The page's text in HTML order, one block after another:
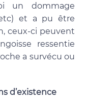
un dommage
etc) et a pu être
ceux-ci peuvent
ressentie
a survécu ou
d’existence